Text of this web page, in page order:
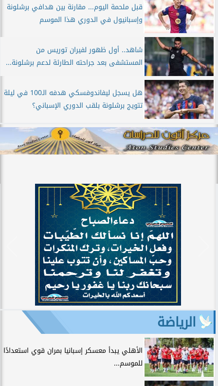
قبل ملحمة اليوم... مقارنة بين هدافي برشلونة
وإسبانيول في الدوري هذا الموسم
شاهد.. أول ظهور لفيران توريس من
المستشفى بعد جراحته الطارئة لدعم برشلونة...
هل يسجل ليفاندوفسكي هدفه الـ100 في ليلة
تتويج برشلونة بلقب الدوري الإسباني؟
الرياضة
الأهلي يبدأ معسكر إسبانيا بمران قوي استعدادًا
للموسم...